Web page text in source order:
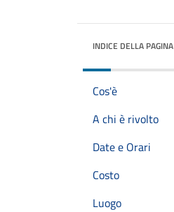
INDICE DELLA PAGINA
Cos'è
A chi è rivolto
Date e Orari
Costo
Luogo